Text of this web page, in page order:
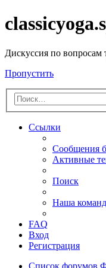
Дискуссия по
Пропустить
Ссылки
Сообщения
Активные
Поиск
Наша
FAQ
Вход
Регистрация